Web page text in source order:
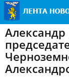
Александр